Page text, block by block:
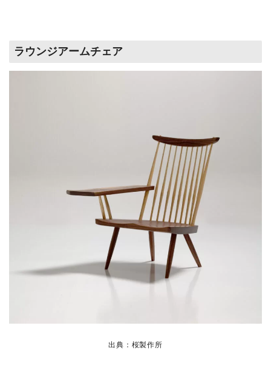
ラウンジアームチェア
出典：桜製作所